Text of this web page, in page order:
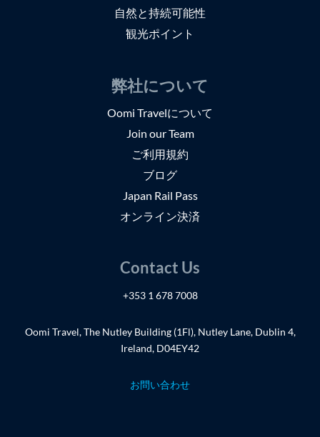
自然と持続可能性
観光ポイント
弊社について
Oomi Travelについて
Join our Team
ご利用規約
ブログ
Japan Rail Pass
オンライン決済
Contact Us
+353 1 678 7008
Oomi Travel, The Nutley Building (1Fl), Nutley Lane, Dublin 4,
Ireland, D04EY42
お問い合わせ